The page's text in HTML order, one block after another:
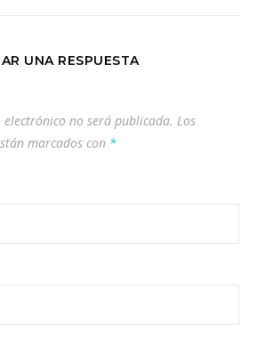
UNA RESPUESTA
no será publicada. Los
marcados con *